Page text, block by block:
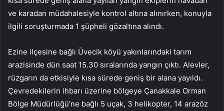
ve karadan müdahalesiyle kontrol altına alınırken, konuyla
ilgili soruşturmada 1 şüpheli gözaltına alındı.
Ezine ilçesine bağlı Üvecik köyü yakınlarındaki tarım
arazisinde dün saat 15.30 sıralarında yangın çıktı. Alevler,
rüzgarın da etkisiyle kısa sürede geniş bir alana yayıldı.
Çevredekilerin ihbarı üzerine bölgeye Çanakkale Orman
Bölge Müdürlüğü’ne bağlı 5 uçak, 3 helikopter, 14 arazöz